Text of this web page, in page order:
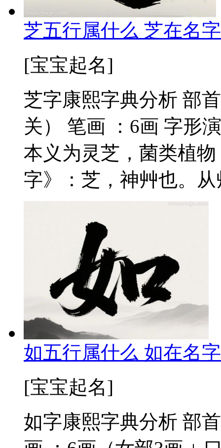
芝五行属什么 芝在名
[宝宝起名]
芝字康熙字典分析 部
关） 笔画 ：6画 字形
本义为灵芝，菌类植
字》：芝，神艸也。
如五行属什么 如在名
[宝宝起名]
如字康熙字典分析 部